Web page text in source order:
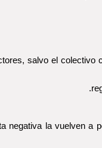
salvo el colectivo
negativa la vuelven